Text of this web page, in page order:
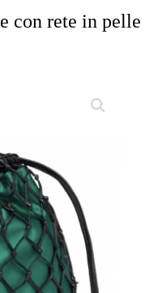
con rete in pelle